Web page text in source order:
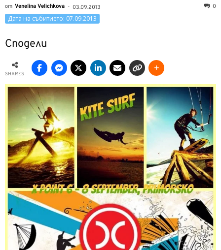
от Venelina Velichkova - 03.09.2013 0
Дата на събитието: 07.09.2013
Сподели
SHARES